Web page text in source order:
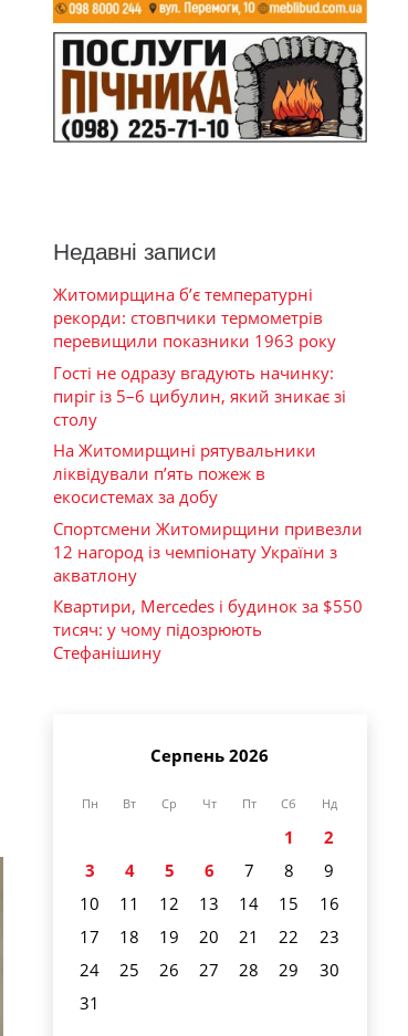
Недавні записи
Житомирщина б’є температурні
рекорди: стовпчики термометрів
перевищили показники 1963 року
Гості не одразу вгадують начинку:
пиріг із 5–6 цибулин, який зникає зі
столу
На Житомирщині рятувальники
ліквідували п’ять пожеж в
екосистемах за добу
Спортсмени Житомирщини привезли
12 нагород із чемпіонату України з
акватлону
Квартири, Mercedes і будинок за $550
тисяч: у чому підозрюють
Стефанішину
Серпень 2026
Пн Вт Ср Чт Пт Сб Нд
1
2
3
4 5 6 7 8
9
10
11 12 13 14 15
16
17
18 19 20 21 22
23
24
25 26 27 28 29
30
31